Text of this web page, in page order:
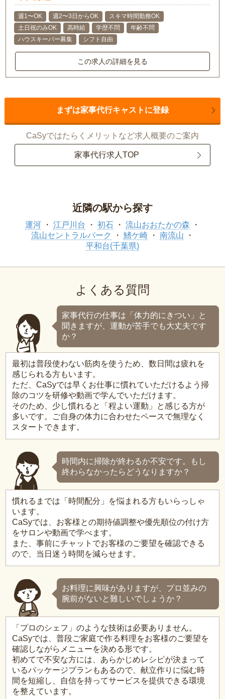
週1〜OK 週2〜3日からOK
スキマ時間勤務OK
土日祝のみOK
高時給 学歴不問
年齢不問
ハウスキーパー募集
シフト自由
この求人の詳細を見る
まずは家事代行キャストに登録
CaSyではたらくメリットなど求人概要のご案内
家事代行求人TOP
近隣の駅から探す
運河 江戸川台 初石
流山おおたかの森
流山セントラルパーク
鰭ケ崎
南流山
平和台(千葉県)
よくある質問
家事代行の仕事は「体力的にきつい」と
聞きますが、運動が苦手でも大丈夫です
か？
最初は普段使わない筋肉を使うため、数日間は疲れを
感じられる方もいます。
ただ、CaSyでは早くお仕事に慣れていただけるよう掃
除のコツを研修や動画で学んでいただけます。
そのため、少し慣れると「程よい運動」と感じる方が
多いです。ご自身の体力に合わせたペースで無理なく
スタートできます。
時間内に掃除が終わるか不安です。もし
終わらなかったらどうなりますか？
慣れるまでは「時間配分」を悩まれる方もいらっしゃ
います。
CaSyでは、お客様との期待値調整や優先順位の付け方
をサロンや動画で学べます。
また、事前にチャットでお客様のご要望を確認できる
ので、当日迷う時間を減らせます。
お料理に興味がありますが、プロ並みの
腕前がないと難しいでしょうか？
「プロのシェフ」のような技術は必要ありません。
CaSyでは、普段ご家庭で作る料理をお客様のご要望を
確認しながらメニューを決める形です。
初めてで不安な方には、あらかじめレシピが決まって
いるパッケージプランもあるので、献立作りに悩む時
間を短縮し、自信を持ってサービスを提供できる環境
を整えています。